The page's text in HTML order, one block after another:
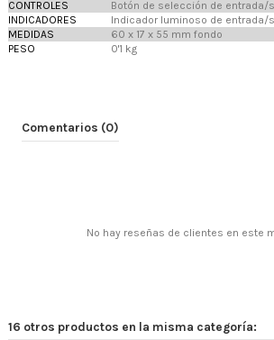
CONTROLES
Botón de selección de entrada/
INDICADORES
Indicador luminoso de entrada/
MEDIDAS
60 x 17 x 55 mm fondo
PESO
0'1 kg
Comentarios (0)
No hay reseñas de clientes en este
16 otros productos en la misma categoría: